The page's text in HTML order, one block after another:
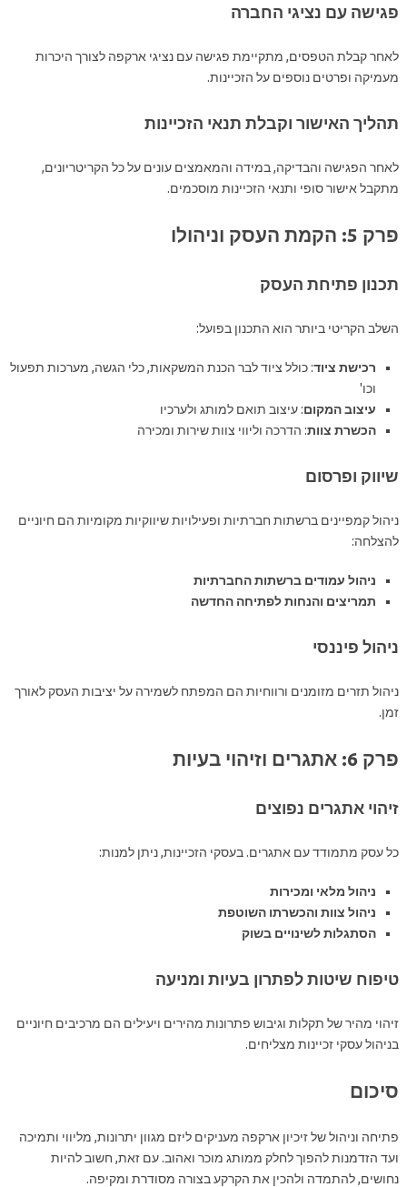
פגישה עם נציגי החברה
לאחר קבלת הטפסים, מתקיימת פגישה עם נציגי ארקפה לצורך היכרות
מעמיקה ופרטים נוספים על הזכיינות.
תהליך האישור וקבלת תנאי הזכיינות
לאחר הפגישה והבדיקה, במידה והמאמצים עונים על כל הקריטריונים,
מתקבל אישור סופי ותנאי הזכיינות מוסכמים.
פרק 5: הקמת העסק וניהולו
תכנון פתיחת העסק
השלב הקריטי ביותר הוא התכנון בפועל:
רכישת ציוד: כולל ציוד לבר הכנת המשקאות, כלי הגשה, מערכות תפעול
וכו'
עיצוב המקום: עיצוב תואם למותג ולערכיו
הכשרת צוות: הדרכה וליווי צוות שירות ומכירה
שיווק ופרסום
ניהול קמפיינים ברשתות חברתיות ופעילויות שיווקיות מקומיות הם חיוניים
להצלחה:
ניהול עמודים ברשתות החברתיות
תמריצים והנחות לפתיחה החדשה
ניהול פיננסי
ניהול תזרים מזומנים ורווחיות הם המפתח לשמירה על יציבות העסק לאורך
זמן.
פרק 6: אתגרים וזיהוי בעיות
זיהוי אתגרים נפוצים
כל עסק מתמודד עם אתגרים. בעסקי הזכיינות, ניתן למנות:
ניהול מלאי ומכירות
ניהול צוות והכשרתו השוטפת
הסתגלות לשינויים בשוק
טיפוח שיטות לפתרון בעיות ומניעה
זיהוי מהיר של תקלות וגיבוש פתרונות מהירים ויעילים הם מרכיבים חיוניים
בניהול עסקי זכיינות מצליחים.
סיכום
פתיחה וניהול של זיכיון ארקפה מעניקים ליזם מגוון יתרונות, מליווי ותמיכה
ועד הזדמנות להפוך לחלק ממותג מוכר ואהוב. עם זאת, חשוב להיות
נחושים, להתמדה ולהכין את הקרקע בצורה מסודרת ומקיפה.